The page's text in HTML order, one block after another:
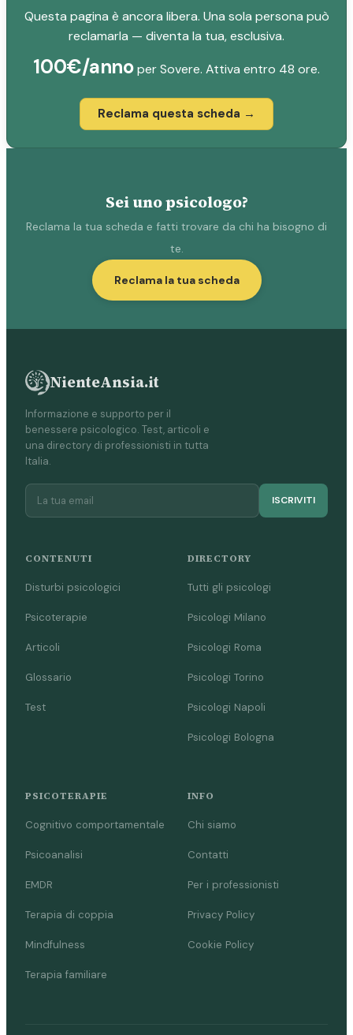
Questa pagina è ancora libera. Una sola persona può
reclamarla — diventa la tua, esclusiva.
100€/annoper Sovere. Attiva entro 48 ore.
Reclama questa scheda →
Sei uno psicologo?
Reclama la tua scheda e fatti trovare da chi ha bisogno di
te.
Reclama la tua scheda
NienteAnsia.it
Informazione e supporto per il
benessere psicologico. Test, articoli e
una directory di professionisti in tutta
Italia.
ISCRIVITI
CONTENUTI
Disturbi psicologici
Psicoterapie
Articoli
Glossario
Test
DIRECTORY
Tutti gli psicologi
Psicologi Milano
Psicologi Roma
Psicologi Torino
Psicologi Napoli
Psicologi Bologna
PSICOTERAPIE
Cognitivo comportamentale
Psicoanalisi
EMDR
Terapia di coppia
Mindfulness
Terapia familiare
INFO
Chi siamo
Contatti
Per i professionisti
Privacy Policy
Cookie Policy